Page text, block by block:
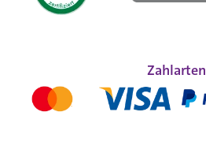
Zahlarten